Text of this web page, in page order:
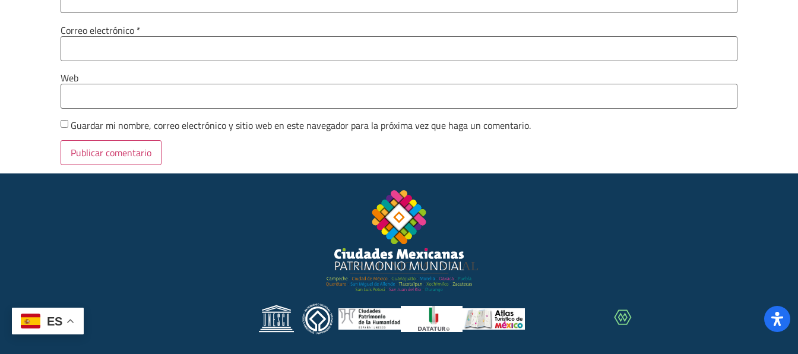
Correo electrónico *
Web
Guardar mi nombre, correo electrónico y sitio web en este navegador para la próxima vez que haga un comentario.
ES